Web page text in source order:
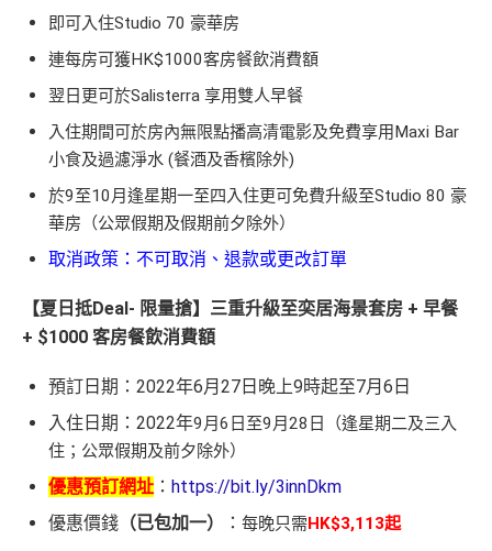
即可入住Studio 70 豪華房
連每房可獲HK$1000客房餐飲消費額
翌日更可於Salisterra 享用雙人早餐
入住期間可於房內無限點播高清電影及免費享用Maxi Bar
小食及過濾淨水 (餐酒及香檳除外)
於9至10月逢星期一至四入住更可免費升級至Studio 80 豪
華房（公眾假期及假期前夕除外）
取消政策：不可取消、退款或更改訂單
【夏日抵Deal- 限量搶】三重升級至奕居海景套房 + 早餐
+ $1000 客房餐飲消費額
預訂日期：2022年6月27日晚上9時起至7月6日
入住日期：2022年9月6日至9月28日（逢星期二及三入
住；公眾假期及前夕除外）
優惠預訂網址 ： https://bit.ly/3innDkm
優惠價錢 （已包加一） ： 每晚只需HK$3,113起